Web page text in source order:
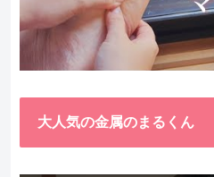
大人気の金属のまるくん